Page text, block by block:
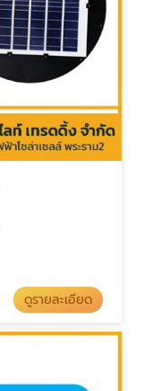
ดูรายละเอียด